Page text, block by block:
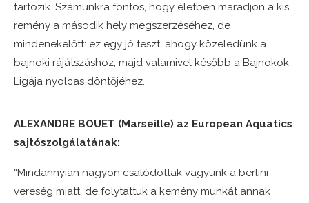
tartozik. Számunkra fontos, hogy életben maradjon a kis
remény a második hely megszerzéséhez, de
mindenekelőtt: ez egy jó teszt, ahogy közeledünk a
bajnoki rájátszáshoz, majd valamivel később a Bajnokok
Ligája nyolcas döntőjéhez.
ALEXANDRE BOUET (Marseille) az European Aquatics
sajtószolgálatának:
“Mindannyian nagyon csalódottak vagyunk a berlini
vereség miatt, de folytattuk a kemény munkát annak